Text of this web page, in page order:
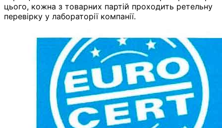
цього, кожна з товарних партій проходить ретельну
перевірку у лабораторії компанії.